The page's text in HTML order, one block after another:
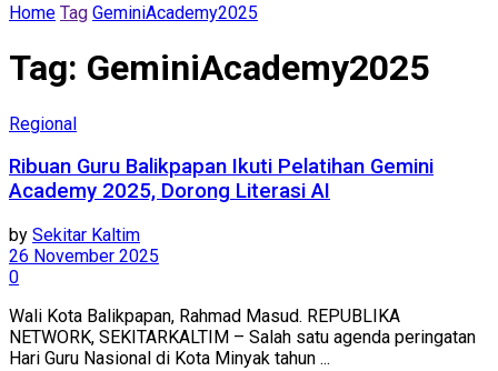
Home Tag GeminiAcademy2025
Tag: GeminiAcademy2025
Regional
Ribuan Guru Balikpapan Ikuti Pelatihan Gemini
Academy 2025, Dorong Literasi AI
by Sekitar Kaltim
26 November 2025
0
Wali Kota Balikpapan, Rahmad Masud. REPUBLIKA
NETWORK, SEKITARKALTIM – Salah satu agenda peringatan
Hari Guru Nasional di Kota Minyak tahun ...